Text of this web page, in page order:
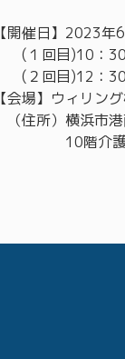
【開催日】2023年
(１回目)10：30
(２回目)12：30
【会場】ウィリン
（住所）横浜市
10階介護